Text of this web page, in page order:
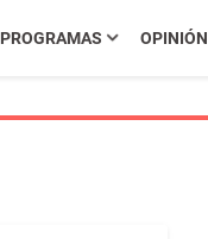
PROGRAMAS OPINIÓN